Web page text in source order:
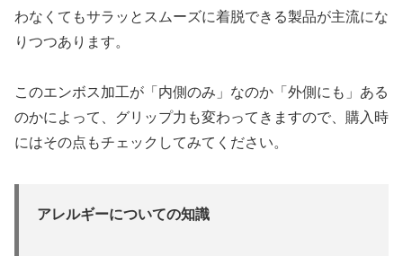
わなくてもサラッとスムーズに着脱できる製品が主流にな
りつつあります。
このエンボス加工が「内側のみ」なのか「外側にも」ある
のかによって、グリップ力も変わってきますので、購入時
にはその点もチェックしてみてください。
アレルギーについての知識